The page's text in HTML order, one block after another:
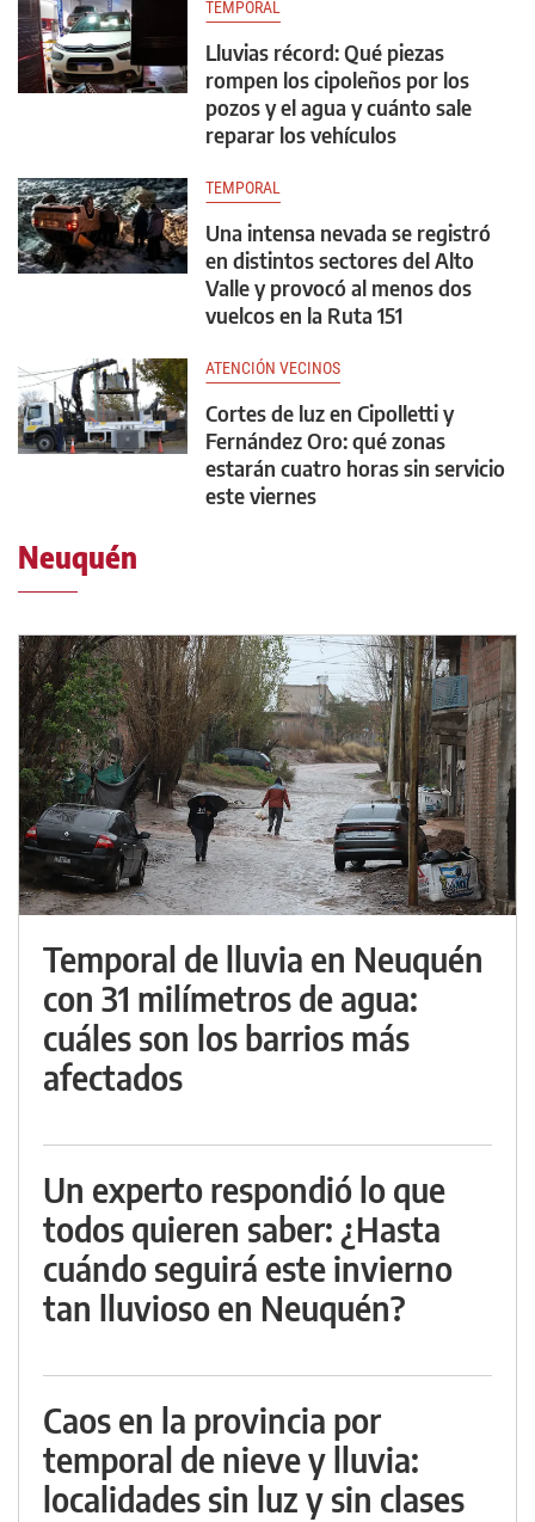
TEMPORAL
Lluvias récord: Qué piezas
rompen los cipoleños por los
pozos y el agua y cuánto sale
reparar los vehículos
TEMPORAL
Una intensa nevada se registró
en distintos sectores del Alto
Valle y provocó al menos dos
vuelcos en la Ruta 151
ATENCIÓN VECINOS
Cortes de luz en Cipolletti y
Fernández Oro: qué zonas
estarán cuatro horas sin servicio
este viernes
Neuquén
Temporal de lluvia en Neuquén
con 31 milímetros de agua:
cuáles son los barrios más
afectados
Un experto respondió lo que
todos quieren saber: ¿Hasta
cuándo seguirá este invierno
tan lluvioso en Neuquén?
Caos en la provincia por
temporal de nieve y lluvia:
localidades sin luz y sin clases